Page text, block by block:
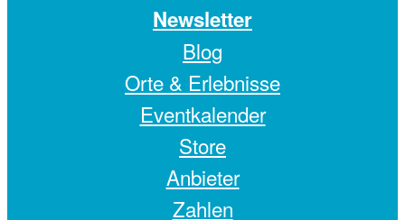
Newsletter
Blog
Orte & Erlebnisse
Eventkalender
Store
Anbieter
Zahlen